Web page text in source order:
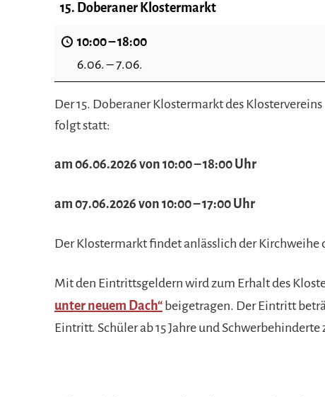
15. Doberaner Klostermarkt
10:00–18:00
6.06. –7.06.
Der 15. Doberaner Klostermarkt des
folgt statt:
am 06.06.2026 von 10:00 – 18:00 Uhr
am 07.06.2026 von 10:00 – 17:00 Uhr
Der Klostermarkt findet anlässlich der Kirchweihe
Mit den Eintrittsgeldern wird zum Erhalt des
unter neuem Dach“ beigetragen. Der Eintritt
Eintritt. Schüler ab 15 Jahre und Schwerbehinderte